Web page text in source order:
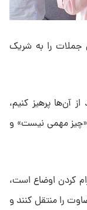
جملات را به شریک‌
آن‌ها پرهیز کنیم،
مهمی نیست» و
کردن اوضاع است،
را منتقل کنند و